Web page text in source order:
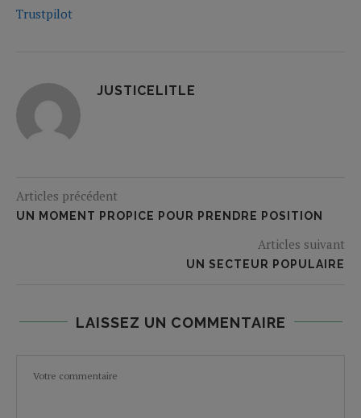
Trustpilot
JUSTICELITLE
Articles précédent
UN MOMENT PROPICE POUR PRENDRE POSITION
Articles suivant
UN SECTEUR POPULAIRE
LAISSEZ UN COMMENTAIRE